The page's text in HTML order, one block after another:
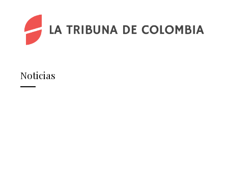
Noticias